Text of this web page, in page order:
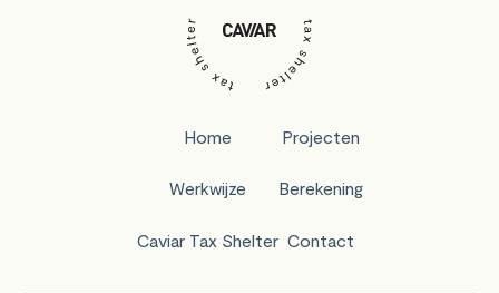
Home Projecten
Werkwijze Berekening
Caviar Tax Shelter Contact